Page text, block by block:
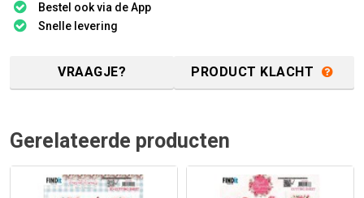
Bestel ook via de App
Snelle levering
VRAAGJE? PRODUCT KLACHT
Gerelateerde producten